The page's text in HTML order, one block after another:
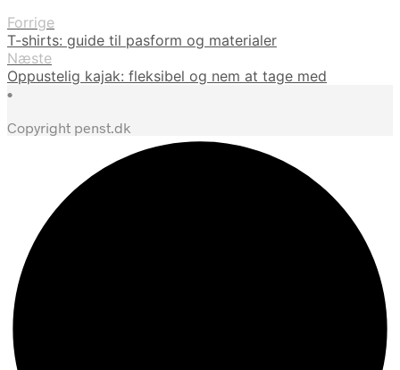
Forrige
T-shirts: guide til pasform og materialer
Næste
Oppustelig kajak: fleksibel og nem at tage med
•
Copyright penst.dk